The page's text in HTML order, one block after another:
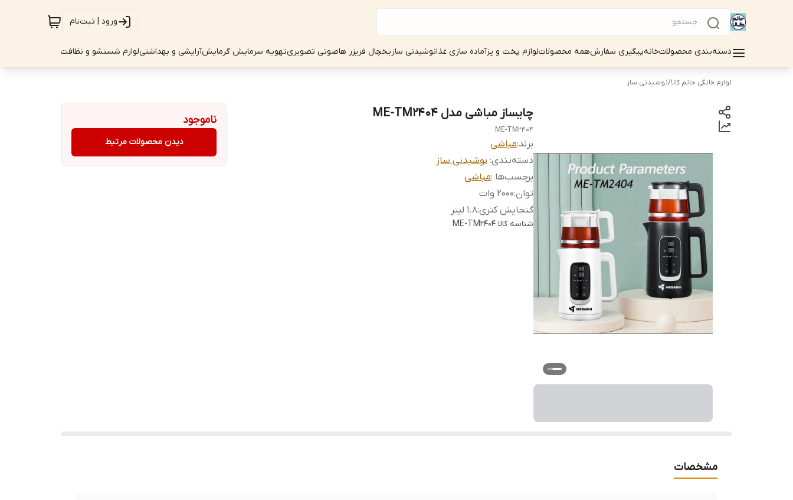
ورود | ثبت‌نام
دسته‌بندی محصولاتخانهپیگیری سفارشهمه محصولاتلوازم پخت و پزآماده سازی غذانوشیدنی سازیخچال فریزر هاصوتی تصویریتهویه سرمایش گرمایشآرایشی و بهداشتیلوازم شستشو و نظافت
لوازم خانگی حاتم کالا/نوشیدنی ساز
چایساز مباشی مدل ME-TM2404
ME-TM2404
برند:مباشی
دسته‌بندی: نوشیدنی ساز
برچسب‌ها :مباشی
توان:2000 وات
گنجایش کتری:1.8 لیتر
شناسه کالا ME-TM2404
ناموجود
دیدن محصولات مرتبط
مشخصات